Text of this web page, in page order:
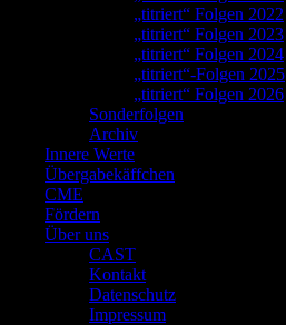
„titriert“ Folgen 2022
„titriert“ Folgen 2023
„titriert“ Folgen 2024
„titriert“-Folgen 2025
„titriert“ Folgen 2026
Sonderfolgen
Archiv
Innere Werte
Übergabekäffchen
CME
Fördern
Über uns
CAST
Kontakt
Datenschutz
Impressum